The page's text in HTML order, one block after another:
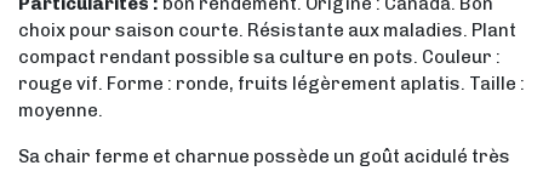
choix pour saison courte. Résistante aux maladies. Plant
compact rendant possible sa culture en pots. Couleur :
rouge vif. Forme : ronde, fruits légèrement aplatis. Taille :
moyenne.
Sa chair ferme et charnue possède un goût acidulé très